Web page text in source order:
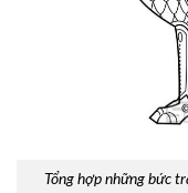
Tổng hợp những bức